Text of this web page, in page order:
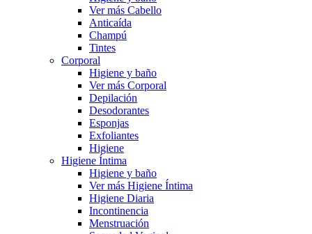
Ver más Cabello
Anticaída
Champú
Tintes
Corporal
Higiene y baño
Ver más Corporal
Depilación
Desodorantes
Esponjas
Exfoliantes
Higiene
Higiene Íntima
Higiene y baño
Ver más Higiene Íntima
Higiene Diaria
Incontinencia
Menstruación